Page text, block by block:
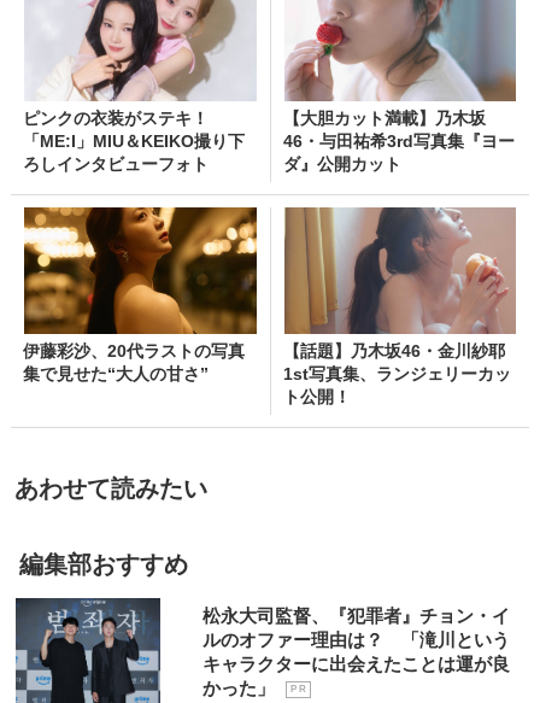
ピンクの衣装がステキ！
「ME:I」MIU＆KEIKO撮り下
ろしインタビューフォト
【大胆カット満載】乃木坂
46・与田祐希3rd写真集『ヨー
ダ』公開カット
伊藤彩沙、20代ラストの写真
集で見せた“大人の甘さ”
【話題】乃木坂46・金川紗耶
1st写真集、ランジェリーカッ
ト公開！
あわせて読みたい
編集部おすすめ
松永大司監督、『犯罪者』チョン・イ
ルのオファー理由は？ 「滝川という
キャラクターに出会えたことは運が良
かった」
P R